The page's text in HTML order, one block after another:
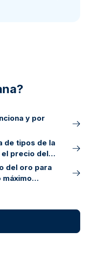
y por
de tipos de la
el precio del
del oro para
máximo